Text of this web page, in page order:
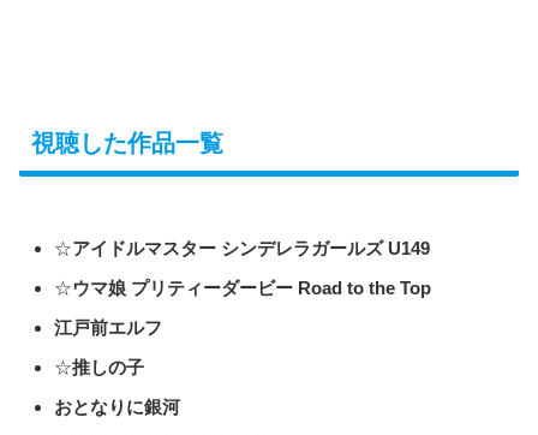
視聴した作品一覧
☆アイドルマスター シンデレラガールズ U149
☆ウマ娘 プリティーダービー Road to the Top
江戸前エルフ
☆推しの子
おとなりに銀河